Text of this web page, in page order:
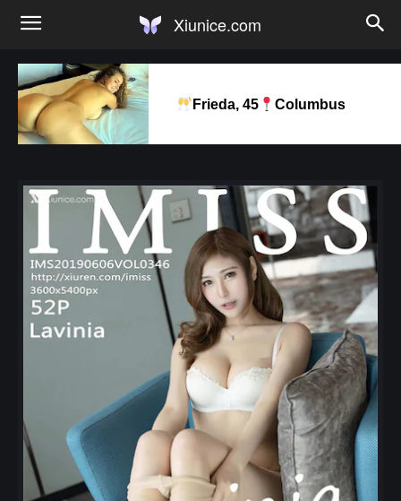
Xiunice.com
Frieda, 45 Columbus